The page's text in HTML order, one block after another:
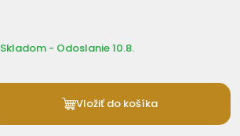
Skladom - Odoslanie 10.8.
Vložiť do košíka